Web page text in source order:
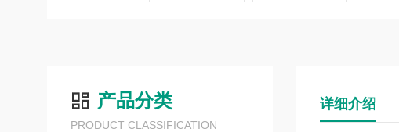
产品分类
PRODUCT CLASSIFICATION
详细介绍